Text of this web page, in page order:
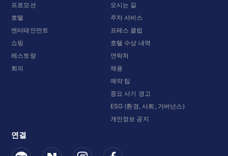
프로모션
호텔
엔터테인먼트
쇼핑
레스토랑
회의
오시는 길
주차 서비스
프레스 클럽
호텔 수상 내역
연락처
채용
예약 팁
중요 사기 경고
ESG (환경, 사회, 거버넌스)
개인정보 공지
연결